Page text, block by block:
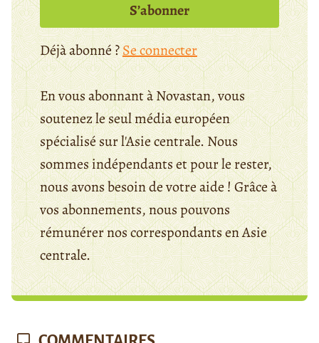
S’abonner
Déjà abonné ?Se connecter
En vous abonnant à Novastan, vous
soutenez le seul média européen
spécialisé sur l'Asie centrale. Nous
sommes indépendants et pour le rester,
nous avons besoin de votre aide ! Grâce à
vos abonnements, nous pouvons
rémunérer nos correspondants en Asie
centrale.